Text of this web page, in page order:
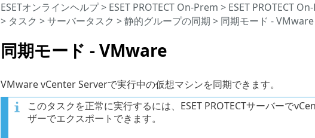
同期モード - VMware
ESETオンラインヘルプ> ESET PROTECT On-Prem > ESET PROTECT
> タスク >サーバータスク >静的グループの同期 > 同期モード - VMware
VMware vCenter Serverで実行中の仮想マシンを同期できます。
このタスクを正常に実行するには、ESET PROTECTサーバーで
ザーでエクスポートできます。